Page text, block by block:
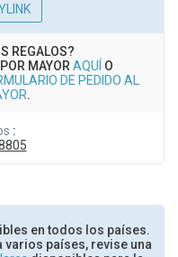
REGALOS?
MAYOR AQUÍ O
DE PEDIDO AL
.
:
en todos los países.
países, revise una